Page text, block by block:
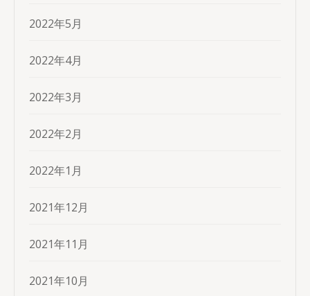
2022年5月
2022年4月
2022年3月
2022年2月
2022年1月
2021年12月
2021年11月
2021年10月